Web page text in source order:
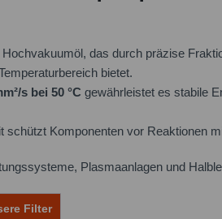
das durch präzise
bietet.
s bei 50 °C gewährleistet es stabile
schützt Komponenten vor Reaktionen
Plasmaanlagen und
Filter